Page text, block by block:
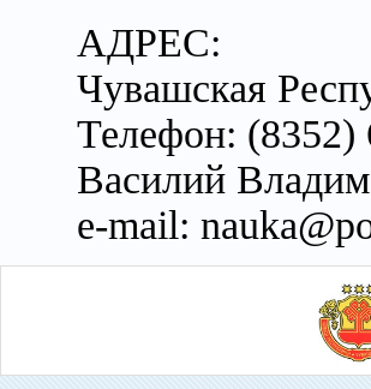
АДРЕС:
Чувашская
Телефон: (8352)
Василий
e-mail: